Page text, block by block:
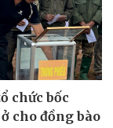
chức bốc
cho đồng bào